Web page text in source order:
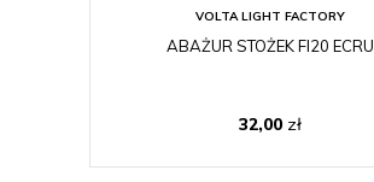
VOLTA LIGHT FACTORY
ABAŻUR STOŻEK FI20 ECRU
32,00 zł